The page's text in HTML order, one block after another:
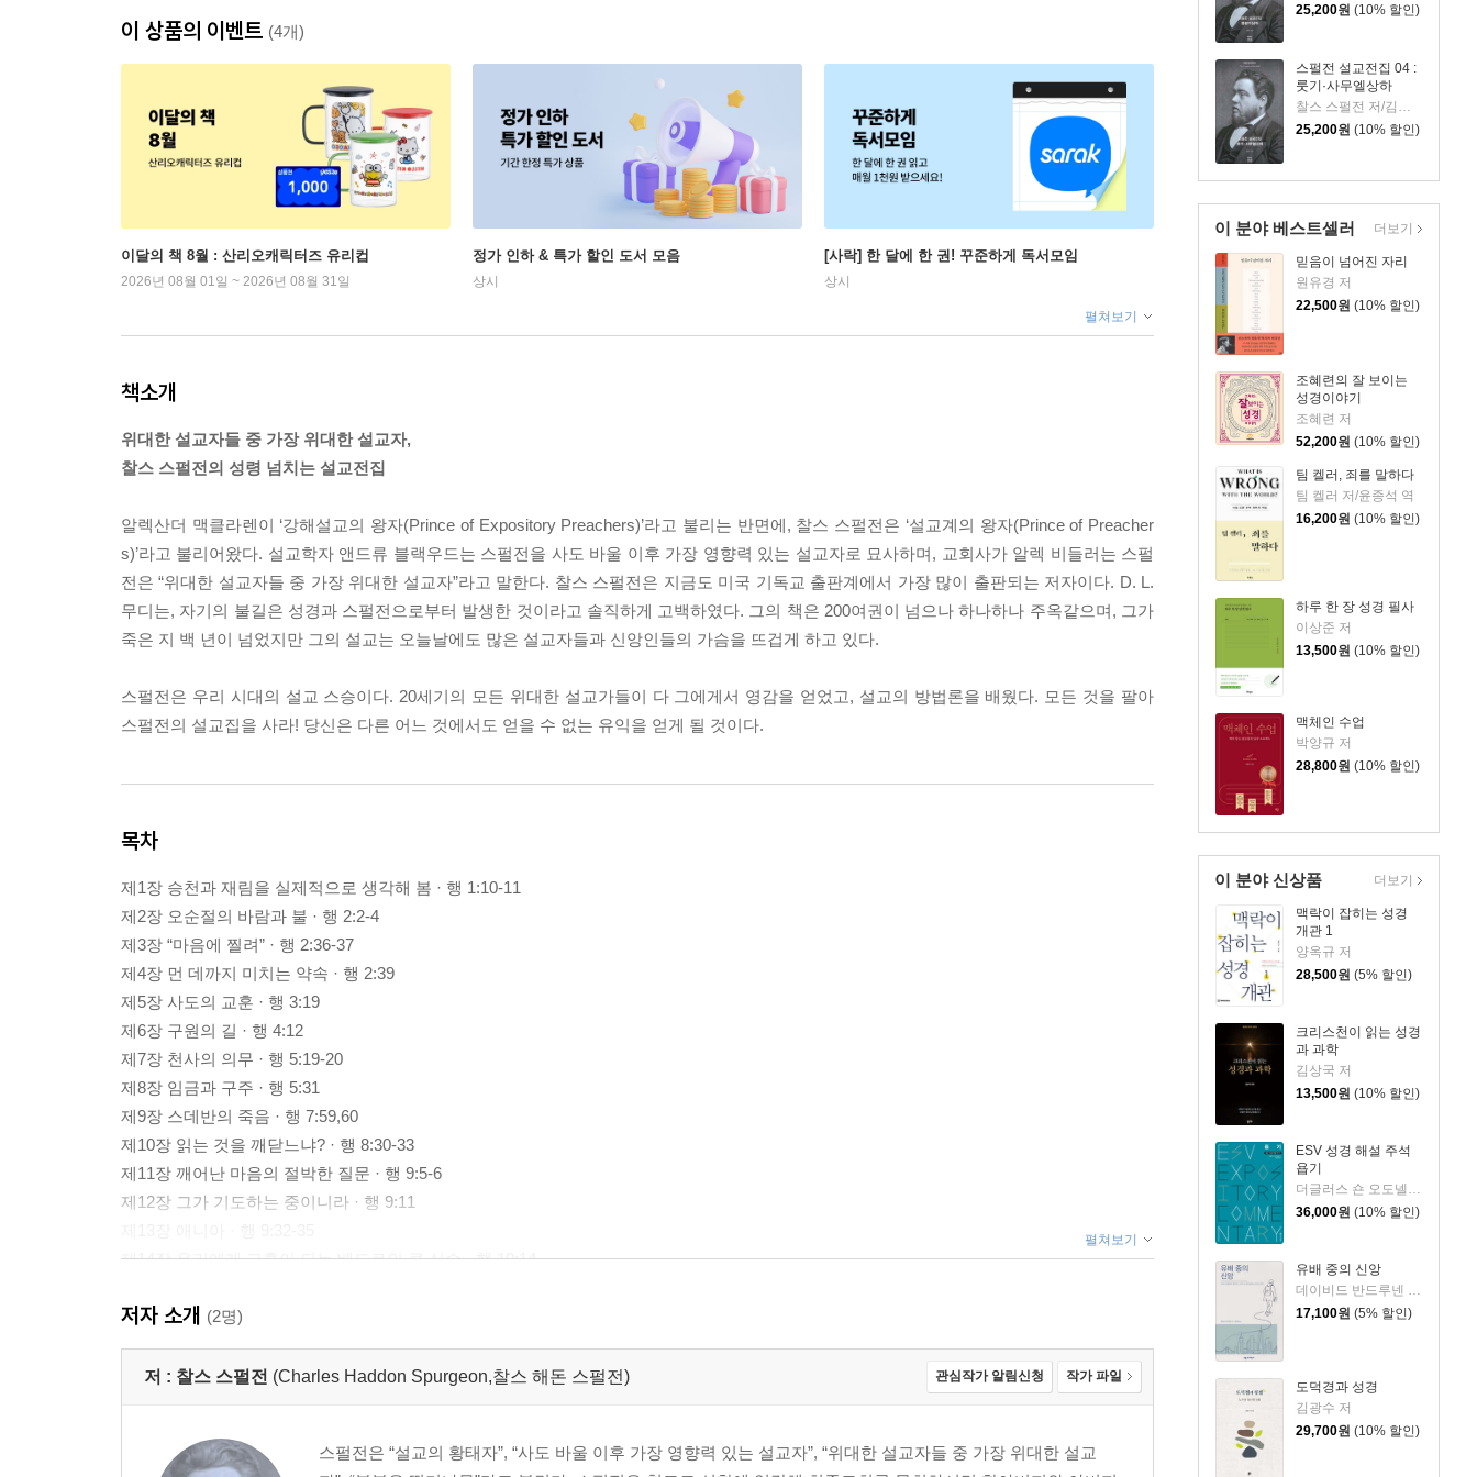
25,200원 (10% 할인)
스펄전 설교전집 04 :
룻기·사무엘상하
찰스 스펄전 저/김원주 역
25,200원 (10% 할인)
이 분야 베스트셀러
믿음이 넘어진 자리
원유경 저
22,500원 (10% 할인)
조혜련의 잘 보이는
성경이야기
조혜련 저
52,200원 (10% 할인)
팀 켈러, 죄를 말하다
팀 켈러 저/윤종석 역
16,200원 (10% 할인)
하루 한 장 성경 필사
이상준 저
13,500원 (10% 할인)
맥체인 수업
박양규 저
28,800원 (10% 할인)
더보기
이 분야 신상품
맥락이 잡히는 성경
개관 1
양옥규 저
28,500원 (5% 할인)
크리스천이 읽는 성경
과 과학
김상국 저
13,500원 (10% 할인)
ESV 성경 해설 주석
욥기
더글러스 숀 오도넬 저/이언 두기드,제이 스클라,제임스 해밀턴 편/홍병룡 역
36,000원 (10% 할인)
유배 중의 신앙
데이비드 반드루넨 저/권대영 역
17,100원 (5% 할인)
도덕경과 성경
김광수 저
29,700원 (10% 할인)
더보기
이 상품의 이벤트 (4개)
이달의 책 8월 : 산리오캐릭터즈 유리컵
2026년 08월 01일 ~ 2026년 08월 31일
정가 인하 & 특가 할인 도서 모음
상시
[사락] 한 달에 한 권! 꾸준하게 독서모임
상시
펼쳐보기
책소개
위대한 설교자들 중 가장 위대한 설교자,
찰스 스펄전의 성령 넘치는 설교전집
알렉산더 맥클라렌이 ‘강해설교의 왕자(Prince of Expository Preachers)’라고 불리는 반면에, 찰스 스펄전은 ‘설교계의 왕자(Prince of Preacher
s)’라고 불리어왔다. 설교학자 앤드류 블랙우드는 스펄전을 사도 바울 이후 가장 영향력 있는 설교자로 묘사하며, 교회사가 알렉 비들러는 스펄
전은 “위대한 설교자들 중 가장 위대한 설교자”라고 말한다. 찰스 스펄전은 지금도 미국 기독교 출판계에서 가장 많이 출판되는 저자이다. D. L.
무디는, 자기의 불길은 성경과 스펄전으로부터 발생한 것이라고 솔직하게 고백하였다. 그의 책은 200여권이 넘으나 하나하나 주옥같으며, 그가
죽은 지 백 년이 넘었지만 그의 설교는 오늘날에도 많은 설교자들과 신앙인들의 가슴을 뜨겁게 하고 있다.
스펄전은 우리 시대의 설교 스승이다. 20세기의 모든 위대한 설교가들이 다 그에게서 영감을 얻었고, 설교의 방법론을 배웠다. 모든 것을 팔아
스펄전의 설교집을 사라! 당신은 다른 어느 것에서도 얻을 수 없는 유익을 얻게 될 것이다.
목차
제1장 승천과 재림을 실제적으로 생각해 봄 · 행 1:10-11
제2장 오순절의 바람과 불 · 행 2:2-4
제3장 “마음에 찔려” · 행 2:36-37
제4장 먼 데까지 미치는 약속 · 행 2:39
제5장 사도의 교훈 · 행 3:19
제6장 구원의 길 · 행 4:12
제7장 천사의 의무 · 행 5:19-20
제8장 임금과 구주 · 행 5:31
제9장 스데반의 죽음 · 행 7:59,60
제10장 읽는 것을 깨닫느냐? · 행 8:30-33
제11장 깨어난 마음의 절박한 질문 · 행 9:5-6
제12장 그가 기도하는 중이니라 · 행 9:11
제14장 우리에게 교훈이 되는 베드로의 큰 실수 · 행 10:14
제16장 회심을 바람 · 행 11:21
제17장 환상이 아님 · 행 12:9
제18장 루스드라의 발을 쓰지 못하는 사람 · 행 14:9-10
제21장 그리스도의 대로가 열리고 닫힘 · 행 16:31
펼쳐보기
저자 소개 (2명)
저 : 찰스 스펄전 (Charles Haddon Spurgeon,찰스 해돈 스펄전) 관심작가 알림신청 작가 파일
스펄전은 “설교의 황태자”, “사도 바울 이후 가장 영향력 있는 설교자”, “위대한 설교자들 중 가장 위대한 설교